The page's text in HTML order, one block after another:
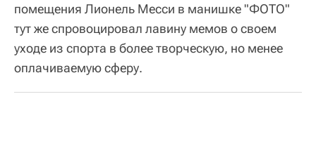
помещения Лионель Месси в манишке "ФОТО"
тут же спровоцировал лавину мемов о своем
уходе из спорта в более творческую, но менее
оплачиваемую сферу.